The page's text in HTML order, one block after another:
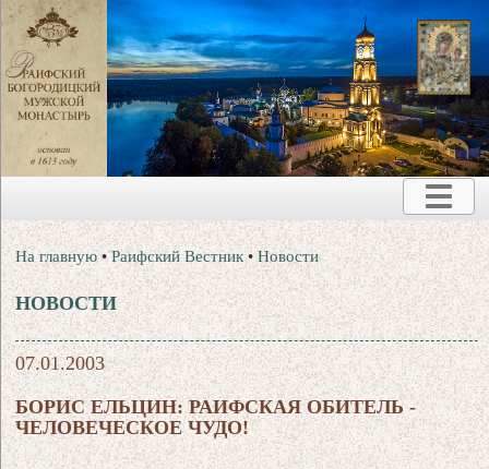
На главную •Раифский Вестник •Новости
НОВОСТИ
07.01.2003
БОРИС ЕЛЬЦИН: РАИФСКАЯ ОБИТЕЛЬ -
ЧЕЛОВЕЧЕСКОЕ ЧУДО!